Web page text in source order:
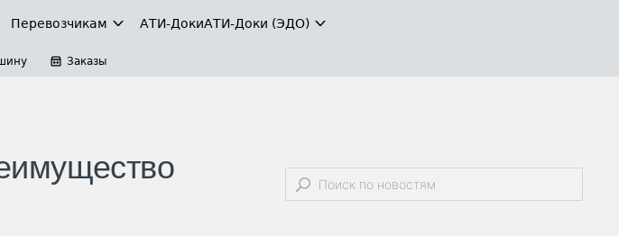
Перевозчикам АТИ-ДокиАТИ-Доки (ЭДО)
Заказы